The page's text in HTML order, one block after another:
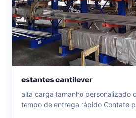
estantes cantilever
alta carga tamanho personalizado
tempo de entrega rápido Contate